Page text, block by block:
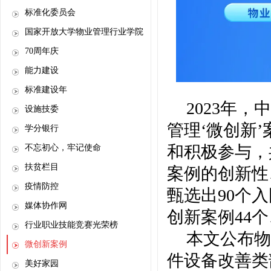
标准化委员会
国家开放大学物业管理行业学院
70周年庆
能力建设
标准建设年
设施技委
学分银行
不忘初心，牢记使命
扶贫栏目
疫情防控
媒体协作网
行业职业技能竞赛光荣榜
微创新案例
美好家园
2023年，
管理‘微创新
和积极参与
案例的创新
甄选出90个
创新案例44
本文公布
件设备改善